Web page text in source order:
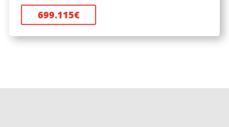
699.115€